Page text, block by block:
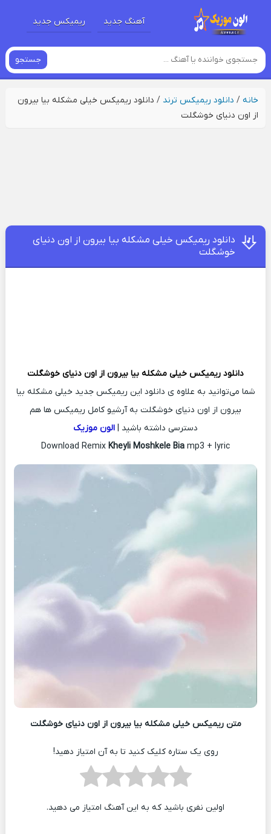
آهنگ جدید ریمیکس جدید
جستجو
خانه/ دانلود ریمیکس ترند / دانلود ریمیکس خیلی مشکله بیا بیرون
از اون دنیای خوشگلت
دانلود ریمیکس خیلی مشکله بیا بیرون از اون دنیای
خوشگلت
دانلود ریمیکس خیلی مشکله بیا بیرون از اون دنیای خوشگلت
شما می‌توانید به علاوه ی دانلود این ریمیکس جدید خیلی مشکله بیا
بیرون از اون دنیای خوشگلت به آرشیو کامل ریمیکس ها هم
دسترسی داشته باشید | الون موزیک
Download Remix Kheyli Moshkele Bia mp3 + lyric
متن ریمیکس خیلی مشکله بیا بیرون از اون دنیای خوشگلت
روی یک ستاره کلیک کنید تا به آن امتیاز دهید!
اولین نفری باشید که به این آهنگ امتیاز می دهید.